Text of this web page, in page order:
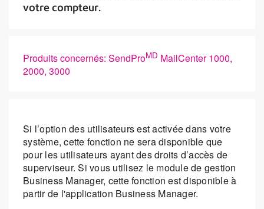
votre compteur.
Produits concernés: SendProMD MailCenter 1000,
2000, 3000
Si l’option des utilisateurs est activée dans votre
système, cette fonction ne sera disponible que
pour les utilisateurs ayant des droits d’accès de
superviseur. Si vous utilisez le module de gestion
Business Manager, cette fonction est disponible à
partir de l'application Business Manager.